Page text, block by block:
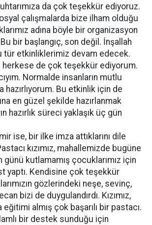
da çok teşekkür ediyoruz.
çalışmalarda bize ilham olduğu
adına böyle bir organizasyon
bir başlangıç, son değil. İnşallah
tür etkinliklerimiz devam edecek.
herkese de çok teşekkür ediyorum.
Normalde insanların mutlu
hazırlıyorum. Bu etkinlik için de
en güzel şekilde hazırlanmak
hazırlık süreci yaklaşık üç gün
ise, bir ilke imza attıklarını dile
kızımız, mahallemizde bugüne
günü kutlamamış çocuklarımız için
yaptı. Kendisine çok teşekkür
gözlerindeki neşe, sevinç,
bizi de duygulandırdı. Kızımız,
eğitimi almış çok başarılı bir pastacı.
bir destek sunduğu için